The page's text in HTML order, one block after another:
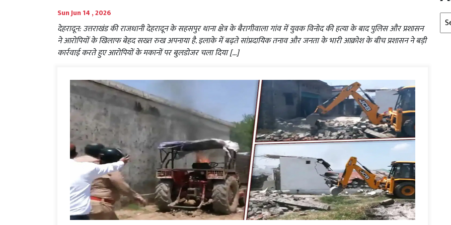
Sun Jun 14 , 2026
देहरादून: उत्तराखंड की राजधानी देहरादून के सहसपुर थाना क्षेत्र के बैरागीवाला गांव में युवक विनोद की हत्या के बाद पुलिस और प्रशासन
ने आरोपियों के खिलाफ बेहद सख्त रुख अपनाया है. इलाके में बढ़ते सांप्रदायिक तनाव और जनता के भारी आक्रोश के बीच प्रशासन ने बड़ी
कार्रवाई करते हुए आरोपियों के मकानों पर बुलडोजर चला दिया […]